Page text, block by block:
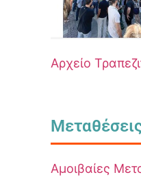
Αρχείο
Αμοιβαίες